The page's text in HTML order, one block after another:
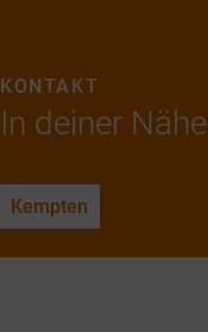
In deiner Nähe
KONTAKT
Kempten